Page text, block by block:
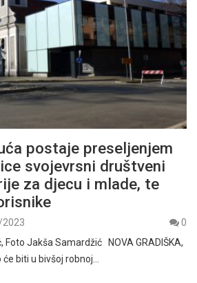
postaje preseljenjem
svojevrsni društveni
za djecu i mlade, te
0
Jakša Samardžić NOVA GRADIŠKA,
biti u bivšoj robnoj…